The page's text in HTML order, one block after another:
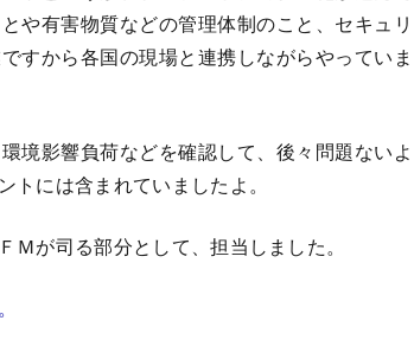
や有害物質などの管理体制のこと、セキュリ
すから各国の現場と連携しながらやっていま
境影響負荷などを確認して、後々問題ないよ
には含まれていましたよ。
が司る部分として、担当しました。